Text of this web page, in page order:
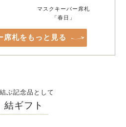
マスクキーパー席札
「春日」
席札をもっと見る
ぶ記念品として
結ギフト